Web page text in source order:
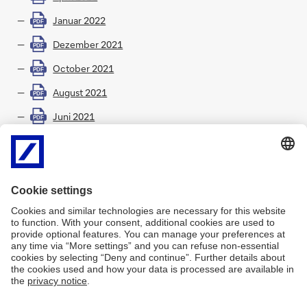
PDF Januar 2022
PDF Dezember 2021
PDF October 2021
PDF August 2021
PDF Juni 2021
PDF
Zur Verfügung stehen Ihnen auf Englisch
RFR/IBOR-Übergangsphase, Branchennachrichten/Updates
Glossarmit Begriffen, die im IBOR-Projekt der
Deutschen Bank verwendet werden.